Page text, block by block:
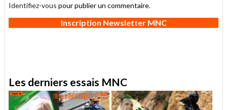
Identifiez-vous pour publier un commentaire.
Inscription Newsletter MNC
Les derniers essais MNC